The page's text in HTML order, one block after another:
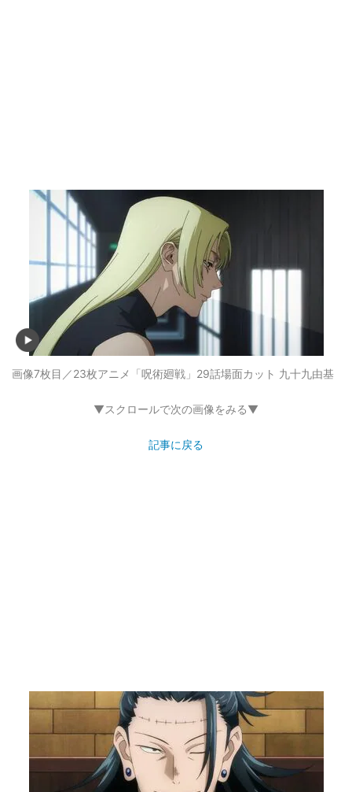
画像7枚目／23枚アニメ「呪術廻戦」29話場面カット 九十九由基
▼スクロールで次の画像をみる▼
記事に戻る